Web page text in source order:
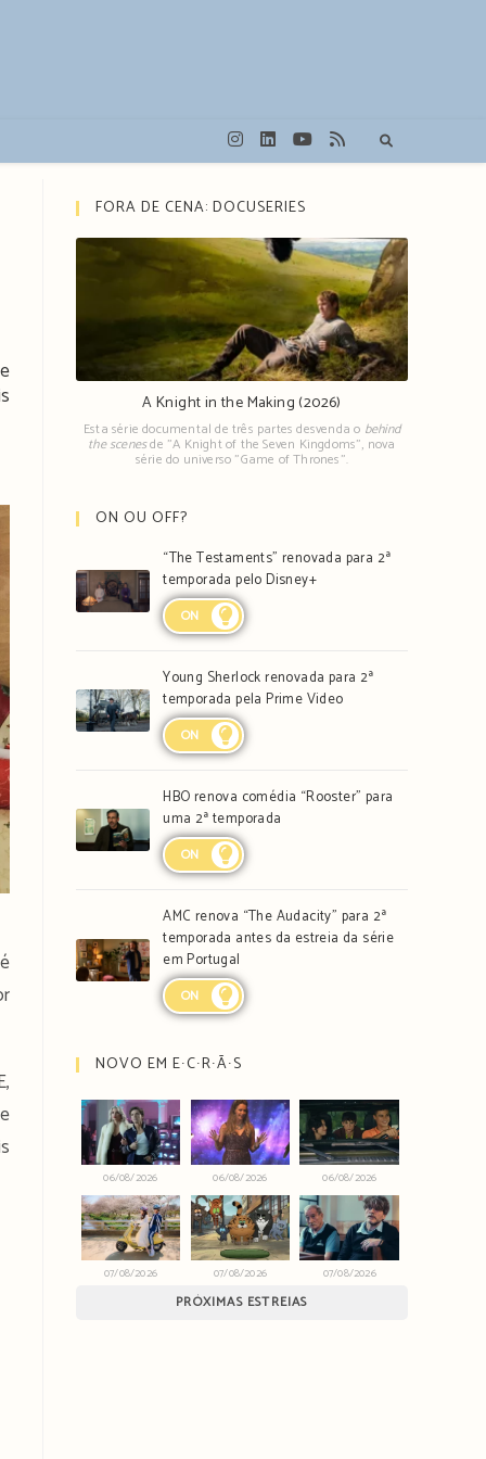
FORA DE CENA: DOCUSERIES
A Knight in the Making (2026)
Esta série documental de três partes desvenda o behind
the scenesde "A Knight of the Seven Kingdoms", nova
série do universo "Game of Thrones".
ON OU OFF?
“The Testaments” renovada para 2ª
temporada pelo Disney+
ON
Young Sherlock renovada para 2ª
temporada pela Prime Video
ON
HBO renova comédia “Rooster” para
uma 2ª temporada
ON
AMC renova “The Audacity” para 2ª
temporada antes da estreia da série
em Portugal
ON
NOVO EM E∙C∙R∙Ã∙S
06/08/2026 06/08/2026 06/08/2026
07/08/2026 07/08/2026 07/08/2026
PRÓXIMAS ESTREIAS